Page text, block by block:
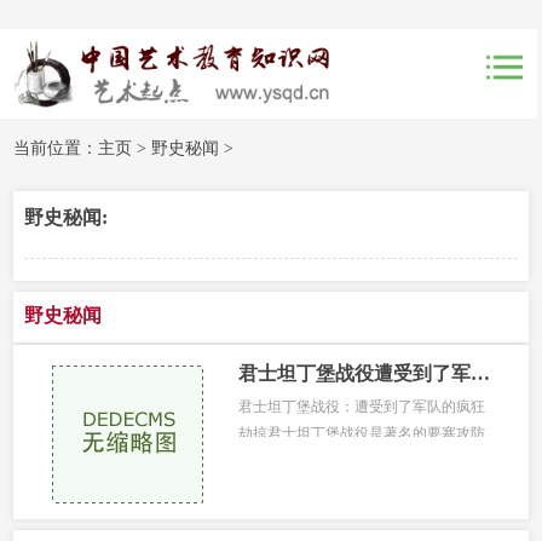
当前位置： 主页 > 野史秘闻 >
野史秘闻:
野史秘闻
君士坦丁堡战役遭受到了军队的疯狂劫掠
君士坦丁堡战役：遭受到了军队的疯狂
劫掠君士坦丁堡战役是著名的要塞攻防